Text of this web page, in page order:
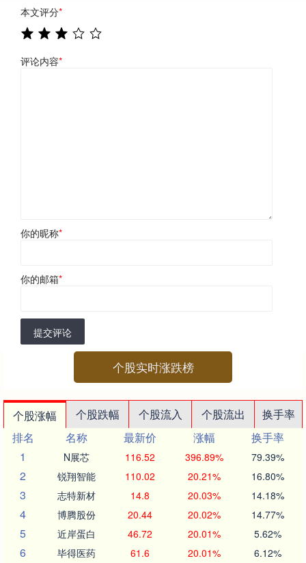
本文评分*
评论内容*
你的昵称*
你的邮箱*
提交评论
个股实时涨跌榜
个股涨幅 个股跌幅 个股流入 个股流出
换手率
排名
名称 最新价 涨幅
换手率
1
N展芯 116.52 396.89% 79.39%
2 锐翔智能 110.02 20.21% 16.80%
3 志特新材 14.8 20.03% 14.18%
4 博腾股份 20.44 20.02% 14.77%
5 近岸蛋白 46.72 20.01% 5.62%
6 毕得医药 61.6 20.01% 6.12%